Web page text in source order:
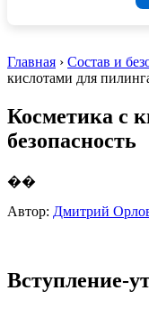
Главная › Состав и
кислотами для
Косметика с
безопасность
��
Автор: Дмитрий
Вступление-